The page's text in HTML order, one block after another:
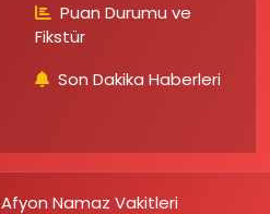
Puan Durumu ve
Fikstür
Son Dakika Haberleri
Afyon Namaz Vakitleri